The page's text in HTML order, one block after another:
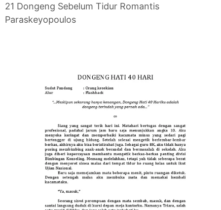
21 Dongeng Sebelum Tidur Romantis
Paraskeyopoulos